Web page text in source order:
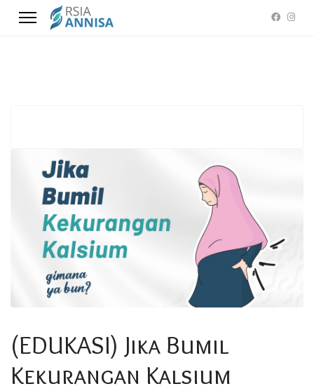
(EDUKASI) Jika Bumil
Kekurangan Kalsium